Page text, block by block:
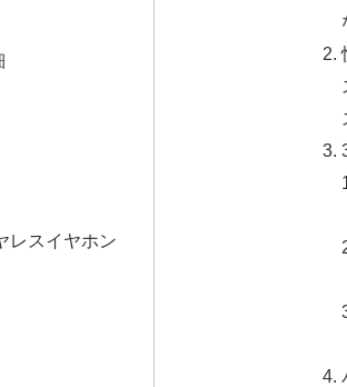
レスイヤホン